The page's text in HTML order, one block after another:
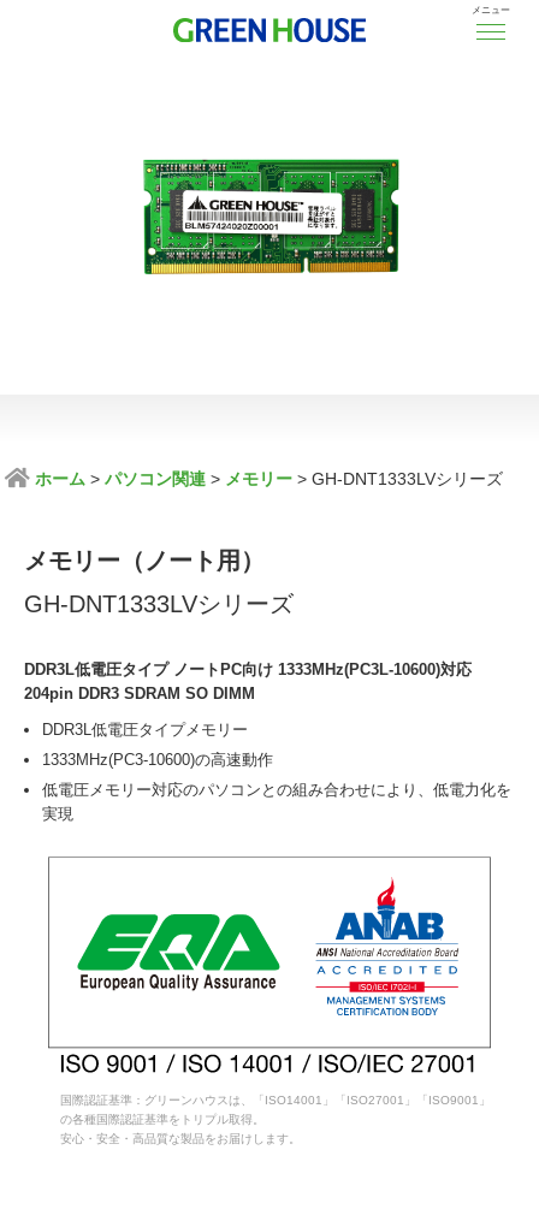
メニュー
ホーム パソコン関連 メモリー GH-DNT1333LVシリーズ
メモリー（ノート用）
GH-DNT1333LVシリーズ
DDR3L低電圧タイプ ノートPC向け 1333MHz(PC3L-10600)対応
204pin DDR3 SDRAM SO DIMM
DDR3L低電圧タイプメモリー
1333MHz(PC3-10600)の高速動作
低電圧メモリー対応のパソコンとの組み合わせにより、低電力化を
実現
国際認証基準：グリーンハウスは、「ISO14001」「ISO27001」「ISO9001」
の各種国際認証基準をトリプル取得。
安心・安全・高品質な製品をお届けします。